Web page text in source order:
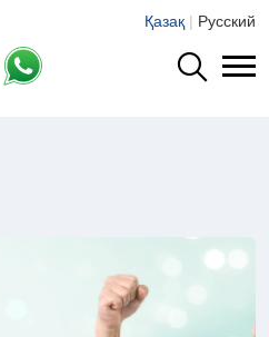
Қазақ | Русский